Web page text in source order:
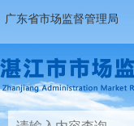
广东省市场监督管理局